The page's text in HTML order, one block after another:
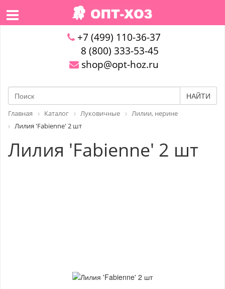
+7 (499) 110-36-37
8 (800) 333-53-45
shop@opt-hoz.ru
НАЙТИ
Главная Каталог Луковичные
Лилии, нерине
Лилия 'Fabienne' 2 шт
Лилия 'Fabienne' 2 шт